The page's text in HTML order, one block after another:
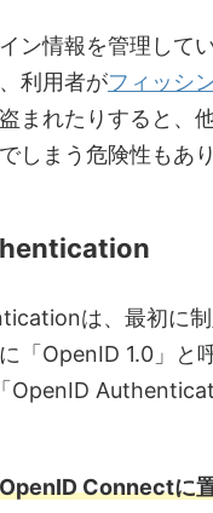
ン情報を管理して
利用者がフィッシ
まれたりすると、
しまう危険性もあ
は、最初に
「OpenID 1.0」と
OpenID
Connectに